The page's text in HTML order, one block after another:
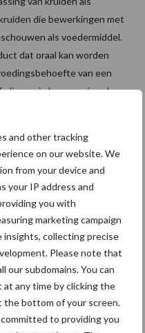
and other tracking
on our website. We
from your device and
your IP address and
you with
marketing campaign
insights, collecting precise
Please note that
our subdomains. You can
any time by clicking the
the bottom of your screen.
to providing you
die bewerkingen met
als voedermiddel.
dat oraal kan worden
van een
zou je kunnen zien als
zijn opgezuiverd, van
zouden gezien moeten
ziet volume en
groeien in